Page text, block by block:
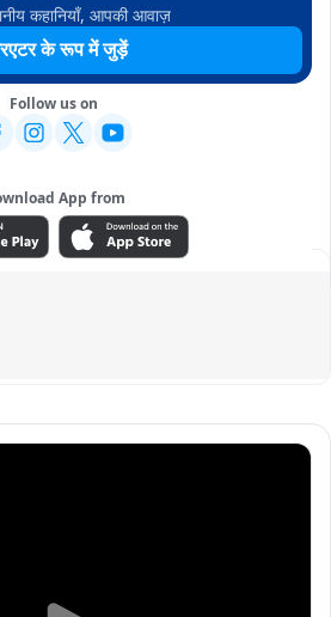
कहानियाँ, आपकी आवाज़
के रूप में जुड़ें
Follow us on
App from
ADVERTISEMENT